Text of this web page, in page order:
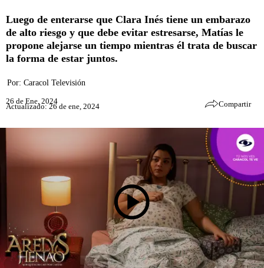
Luego de enterarse que Clara Inés tiene un embarazo
de alto riesgo y que debe evitar estresarse, Matías le
propone alejarse un tiempo mientras él trata de buscar
la forma de estar juntos.
Por: Caracol Televisión
26 de Ene, 2024
Actualizado: 26 de ene, 2024 Compartir